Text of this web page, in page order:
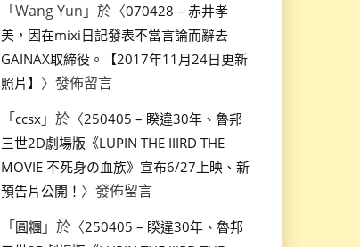
「Wang Yun 」於〈070428 – 赤井孝
美，因在mixi日記發表不當言論而辭去
GAINAX取締役。【2017年11月24日更新
照片】 〉發佈留言
「ccsx」於〈250405 – 睽違30年、魯邦
三世2D劇場版《LUPIN THE IIIRD THE
MOVIE 不死身の血族》宣布6/27上映、新
預告片公開！ 〉發佈留言
「圓糰」於〈250405 – 睽違30年、魯邦